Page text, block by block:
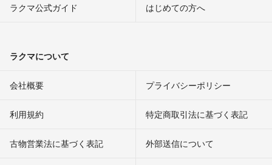
ラクマ公式ガイド はじめての方へ
ラクマについて
会社概要 プライバシーポリシー
利用規約 特定商取引法に基づく表記
古物営業法に基づく表記 外部送信について